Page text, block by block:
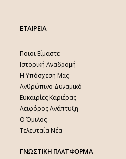
ΕΤΑΙΡΕΙΑ
Ποιοι Είμαστε
Ιστορική Αναδρομή
Η Υπόσχεση Μας
Ανθρώπινο Δυναμικό
Ευκαιρίες Καριέρας
Αειφόρος Ανάπτυξη
Ο Όμιλος
Τελευταία Νέα
ΓΝΩΣΤΙΚΗ ΠΛΑΤΦΟΡΜΑ